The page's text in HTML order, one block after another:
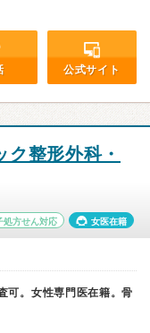
公式サイト
整形外科・
処方せん対応 女医在籍
可。女性専門医在籍。骨